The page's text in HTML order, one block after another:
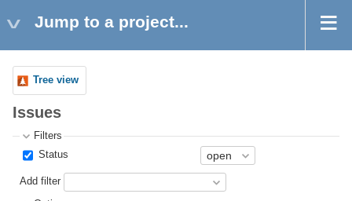
Jump to a project...
Tree view
Issues
Filters
Status
Add filter